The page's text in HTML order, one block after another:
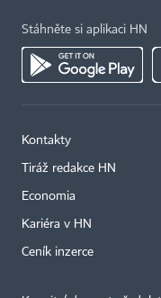
Stáhněte si aplikaci HN
Kontakty
Tiráž redakce HN
Economia
Kariéra v HN
Ceník inzerce